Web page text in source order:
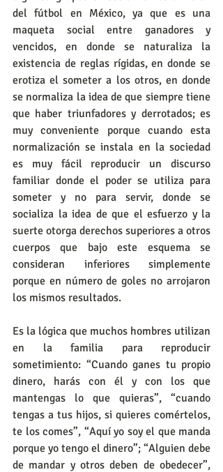
del fútbol en México, ya que es una
maqueta social entre ganadores y
vencidos, en donde se naturaliza la
existencia de reglas rígidas, en donde se
erotiza el someter a los otros, en donde
se normaliza la idea de que siempre tiene
que haber triunfadores y derrotados; es
muy conveniente porque cuando esta
normalización se instala en la sociedad
es muy fácil reproducir un discurso
familiar donde el poder se utiliza para
someter y no para servir, donde se
socializa la idea de que el esfuerzo y la
suerte otorga derechos superiores a otros
cuerpos que bajo este esquema se
consideran inferiores simplemente
porque en número de goles no arrojaron
los mismos resultados.
Es la lógica que muchos hombres utilizan
en la familia para reproducir
sometimiento: “Cuando ganes tu propio
dinero, harás con él y con los que
mantengas lo que quieras”, “cuando
tengas a tus hijos, si quieres comértelos,
te los comes”, “Aquí yo soy el que manda
porque yo tengo el dinero”; “Alguien debe
de mandar y otros deben de obedecer”,